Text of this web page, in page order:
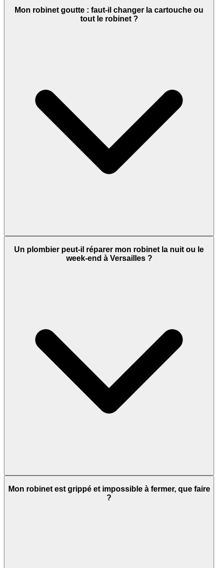
Mon robinet goutte : faut-il changer la cartouche ou
tout le robinet ?
Un plombier peut-il réparer mon robinet la nuit ou le
week-end à Versailles ?
Mon robinet est grippé et impossible à fermer, que faire
?